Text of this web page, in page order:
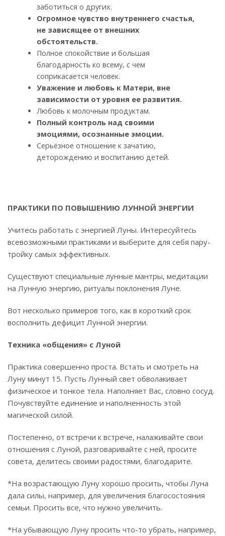
заботиться о других.
Огромное чувство внутреннего счастья,
не зависящее от внешних
обстоятельств.
Полное спокойствие и большая
благодарность ко всему, с чем
соприкасается человек.
Уважение и любовь к Матери, вне
зависимости от уровня ее развития.
Любовь к молочным продуктам.
Полный контроль над своими
эмоциями, осознанные эмоции.
Серьёзное отношение к зачатию,
деторождению и воспитанию детей.
ПРАКТИКИ ПО ПОВЫШЕНИЮ ЛУННОЙ ЭНЕРГИИ
Учитесь работать с энергией Луны. Интересуйтесь
всевозможными практиками и выберите для себя пару-
тройку самых эффективных.
Существуют специальные лунные мантры, медитации
на Лунную энергию, ритуалы поклонения Луне.
Вот несколько примеров того, как в короткий срок
восполнить дефицит Лунной энергии.
Техника «общения» с Луной
Практика совершенно проста. Встать и смотреть на
Луну минут 15. Пусть Лунный свет обволакивает
физическое и тонкое тела. Наполняет Вас, словно сосуд.
Почувствуйте единение и наполненность этой
магической силой.
Постепенно, от встречи к встрече, налаживайте свои
отношения с Луной, разговаривайте с ней, просите
совета, делитесь своими радостями, благодарите.
*На возрастающую Луну хорошо просить, чтобы Луна
дала силы, например, для увеличения благосостояния
семьи. Просить все, что нужно увеличить.
*На убывающую Луну просить что-то убрать, например,